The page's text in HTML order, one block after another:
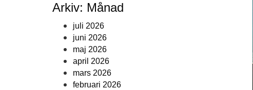
Arkiv: Månad
juli 2026
juni 2026
maj 2026
april 2026
mars 2026
februari 2026